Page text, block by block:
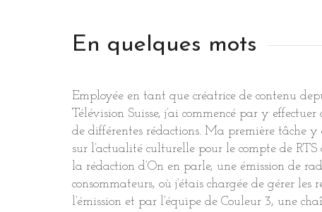
En quelques mots
Employée en tant que créatrice de contenu
Télévision Suisse, j’ai commencé par y
de différentes rédactions. Ma première tâche y
sur l’actualité culturelle pour le compte de RTS
la rédaction d’On en parle, une émission de
consommateurs, où j’étais chargée de gérer les
l’émission et par l’équipe de Couleur 3, une